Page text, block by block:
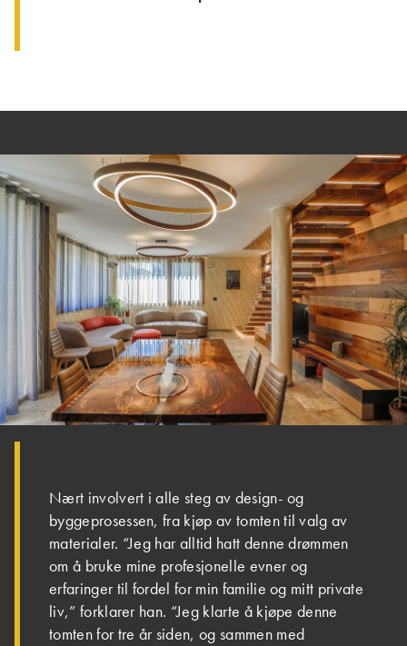
Nært involvert i alle steg av design- og
byggeprosessen, fra kjøp av tomten til valg av
materialer. “Jeg har alltid hatt denne drømmen
om å bruke mine profesjonelle evner og
erfaringer til fordel for min familie og mitt private
liv,” forklarer han. “Jeg klarte å kjøpe denne
tomten for tre år siden, og sammen med